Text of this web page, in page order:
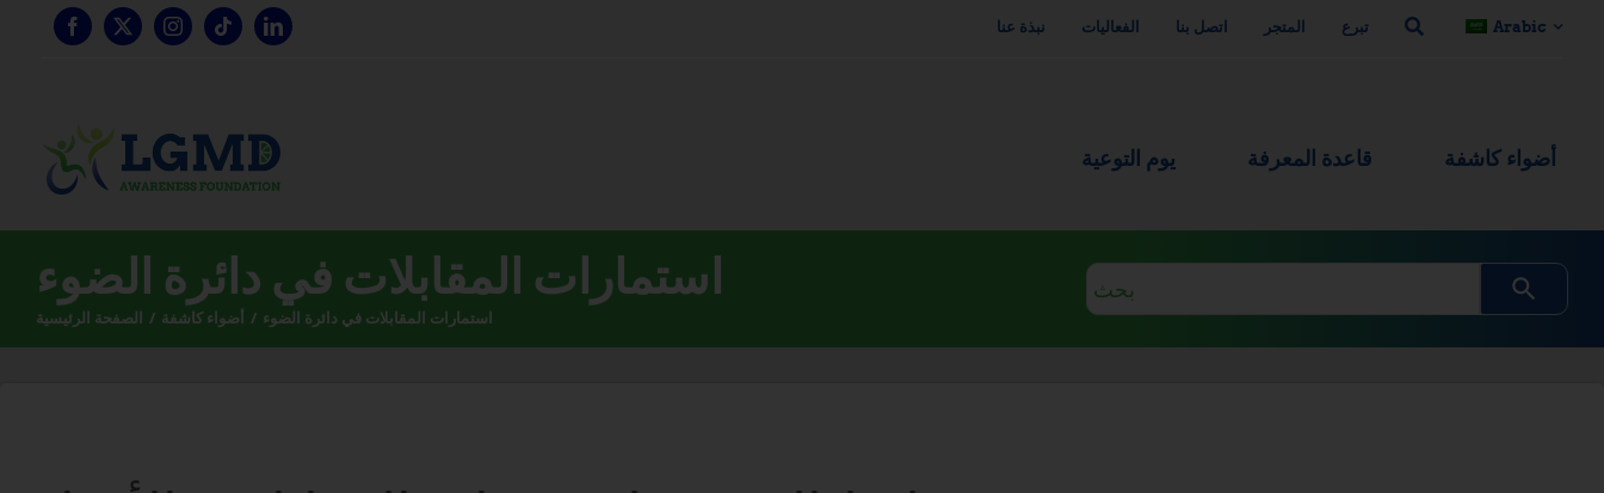
نبذة عنا الفعاليات اتصل بنا المتجر تبرع Arabic
يوم التوعية قاعدة المعرفة أضواء كاشفة
استمارات المقابلات في دائرة الضوء
الصفحة الرئيسية أضواء كاشفة استمارات المقابلات في دائرة الضوء
استعلام
البحث